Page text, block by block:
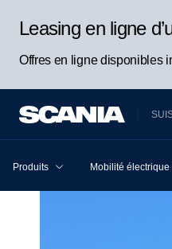
Leasing en ligne
Offres en ligne disponibles
Produits Mobilité électrique